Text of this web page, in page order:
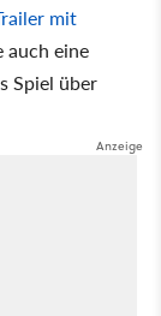
mit
auch eine
Spiel über